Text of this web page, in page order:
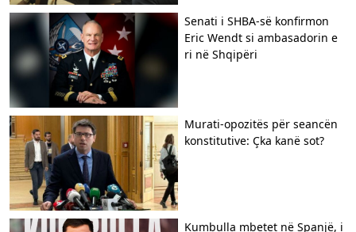
Senati i SHBA-së konfirmon
Eric Wendt si ambasadorin e
ri në Shqipëri
​Murati-opozitës për seancën
konstitutive: Çka kanë sot?
Kumbulla mbetet në Spanjë, i